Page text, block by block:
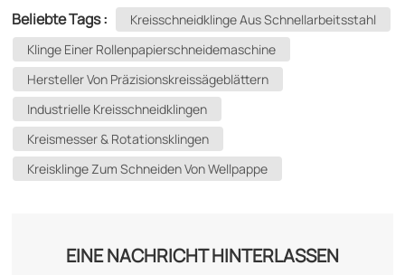
Beliebte Tags :
Kreisschneidklinge Aus Schnellarbeitsstahl
Klinge Einer Rollenpapierschneidemaschine
Hersteller Von Präzisionskreissägeblättern
Industrielle Kreisschneidklingen
Kreismesser & Rotationsklingen
Kreisklinge Zum Schneiden Von Wellpappe
EINE NACHRICHT HINTERLASSEN